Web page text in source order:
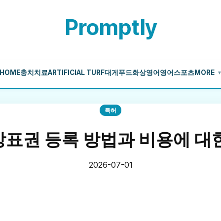
Promptly
충치치료ARTIFICIAL TURF대게 푸드화상영어 영어 스포츠MORE ▼
특허
권 등록 방법과 비용에 대
2026-07-01